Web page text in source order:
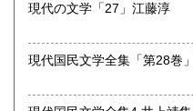
現代の文学「27」江藤淳
現代国民文学全集「第28巻